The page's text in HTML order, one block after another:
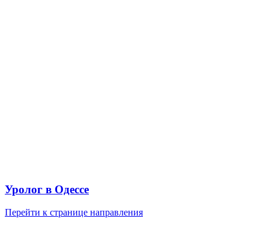
Уролог в Одессе
Перейти к странице направления